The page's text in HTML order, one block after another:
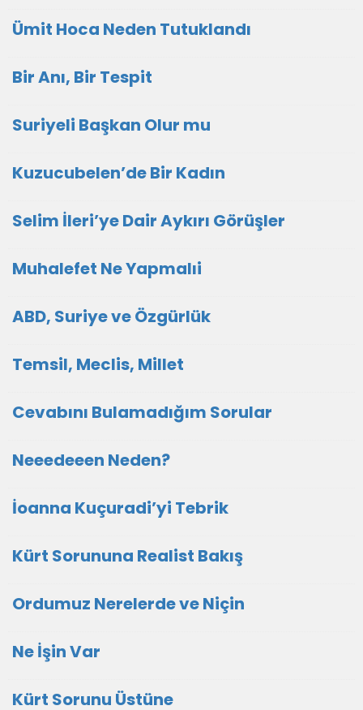
Ümit Hoca Neden Tutuklandı
Bir Anı, Bir Tespit
Suriyeli Başkan Olur mu
Kuzucubelen’de Bir Kadın
Selim İleri’ye Dair Aykırı Görüşler
Muhalefet Ne Yapmalıi
ABD, Suriye ve Özgürlük
Temsil, Meclis, Millet
Cevabını Bulamadığım Sorular
Neeedeeen Neden?
İoanna Kuçuradi’yi Tebrik
Kürt Sorununa Realist Bakış
Ordumuz Nerelerde ve Niçin
Ne İşin Var
Kürt Sorunu Üstüne